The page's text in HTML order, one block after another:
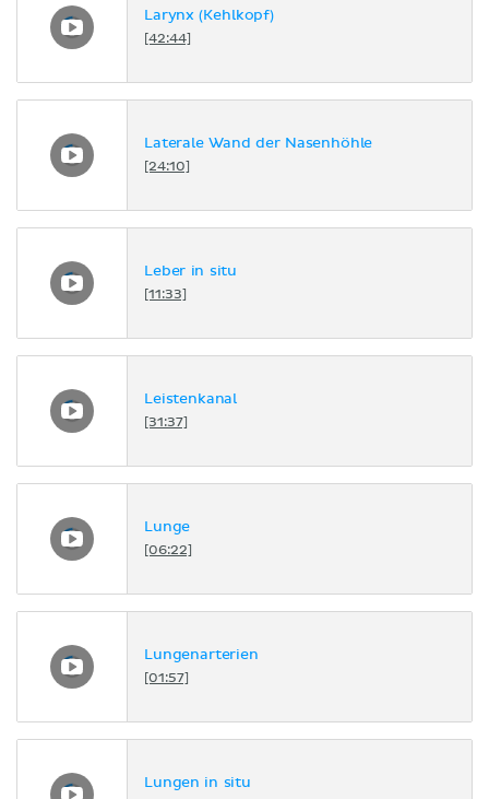
Larynx (Kehlkopf)
[42:44]
Laterale Wand der Nasenhöhle
[24:10]
Leber in situ
[11:33]
Leistenkanal
[31:37]
Lunge
[06:22]
Lungenarterien
[01:57]
Lungen in situ